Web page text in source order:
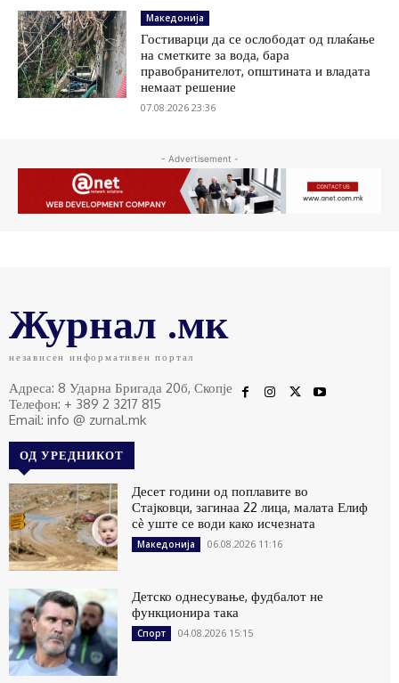
Македонија
Гостиварци да се ослободат од плаќање
на сметките за вода, бара
правобранителот, општината и владата
немаат решение
07.08.2026 23:36
- Advertisement -
Журнал .мк
независен информативен портал
Адреса: 8 Ударна Бригада 20б, Скопје
Телефон: + 389 2 3217 815
Email: info @ zurnal.mk
ОД УРЕДНИКОТ
Десет години од поплавите во
Стајковци, загинаа 22 лица, малата Елиф
сѐ уште се води како исчезната
Македонија 06.08.2026 11:16
Детско однесување, фудбалот не
функционира така
Спорт 04.08.2026 15:15